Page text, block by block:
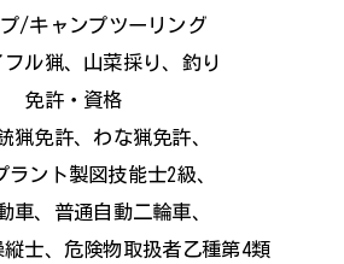
/キャンプツーリング
フル猟、山菜採り、釣り
免許・資格
猟免許、わな猟免許、
ラント製図技能士2級、
車、普通自動二輪車、
士、危険物取扱者乙種第4類